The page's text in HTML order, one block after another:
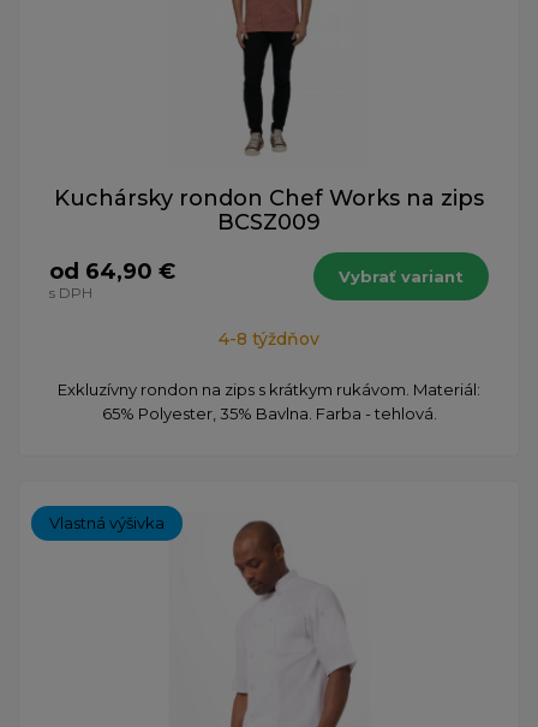
Kuchársky rondon Chef Works na zips
BCSZ009
od 64,90 €
s DPH
Vybrať variant
4-8 týždňov
​Exkluzívny rondon na zips s krátkym rukávom. Materiál:
65% Polyester, 35% Bavlna. Farba - tehlová.
Vlastná výšivka